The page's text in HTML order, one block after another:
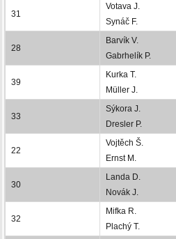
31
Votava J.
Synáč F.
28
Barvík V.
Gabrhelík P.
39
Kurka T.
Müller J.
33
Sýkora J.
Dresler P.
22
Vojtěch Š.
Ernst M.
30
Landa D.
Novák J.
32
Mifka R.
Plachý T.